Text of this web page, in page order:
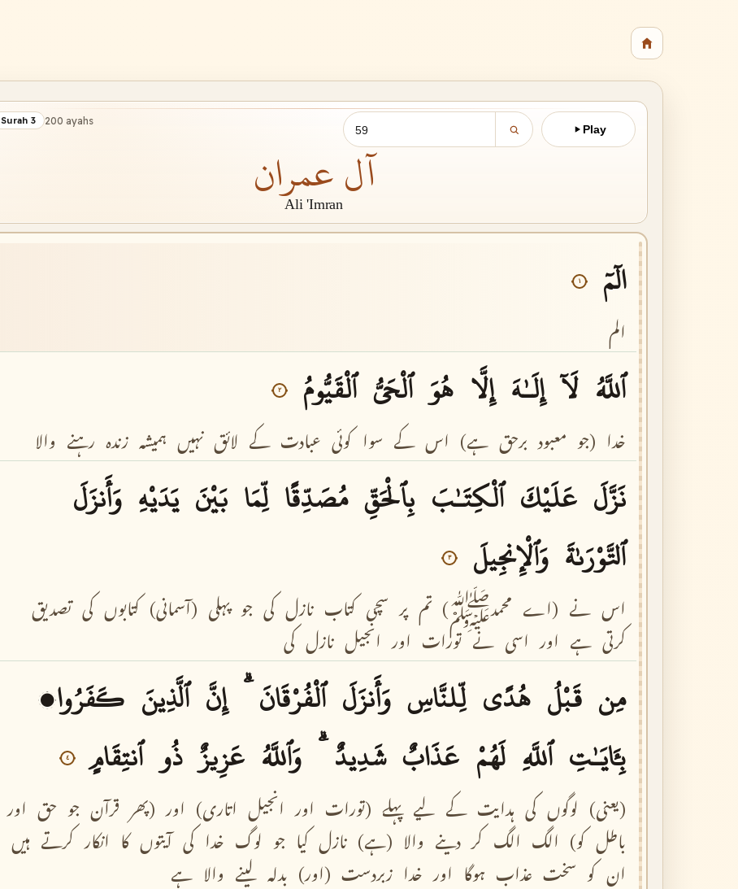
Surah 3 200 ayahs
Play
آل عمران
Ali 'Imran
الٓمٓ ١
الم
ٱللَّهُ لَآ إِلَـٰهَ إِلَّا هُوَ ٱلْحَىُّ ٱلْقَيُّومُ ٢
خدا (جو معبود برحق ہے) اس کے سوا کوئی عبادت کے لائق نہیں ہمیشہ زندہ رہنے والا
نَزَّلَ عَلَيْكَ ٱلْكِتَـٰبَ بِٱلْحَقِّ مُصَدِّقًا لِّمَا بَيْنَ يَدَيْهِ وَأَنزَلَ
ٱلتَّوْرَىٰةَ وَٱلْإِنجِيلَ ٣
اس نے (اے محمدﷺ) تم پر سچی کتاب نازل کی جو پہلی (آسمانی) کتابوں کی تصدیق
کرتی ہے اور اسی نے تورات اور انجیل نازل کی
مِن قَبْلُ هُدًى لِّلنَّاسِ وَأَنزَلَ ٱلْفُرْقَانَ إِنَّ ٱلَّذِينَ كَفَرُوا۟
بِـَٔايَـٰتِ ٱللَّهِ لَهُمْ عَذَابٌ شَدِيدٌ وَٱللَّهُ عَزِيزٌ ذُو ٱنتِقَامٍ ٤
(یعنی) لوگوں کی ہدایت کے لیے پہلے (تورات اور انجیل اتاری) اور (پھر قرآن جو حق اور
باطل کو) الگ الگ کر دینے والا (ہے) نازل کیا جو لوگ خدا کی آیتوں کا انکار کرتے ہیں
ان کو سخت عذاب ہوگا اور خدا زبردست (اور) بدلہ لینے والا ہے